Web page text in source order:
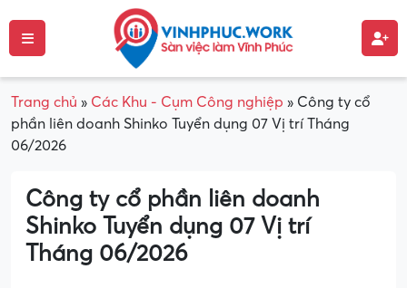
Trang chủ » Các Khu - Cụm Công nghiệp » Công ty cổ
phần liên doanh Shinko Tuyển dụng 07 Vị trí Tháng
06/2026
Công ty cổ phần liên doanh
Shinko Tuyển dụng 07 Vị trí
Tháng 06/2026